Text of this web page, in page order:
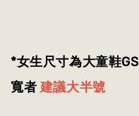
*女生尺寸為大童鞋
寬者 建議大半號